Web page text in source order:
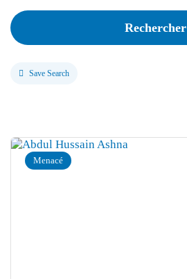
Rechercher
Save Search
Menacé